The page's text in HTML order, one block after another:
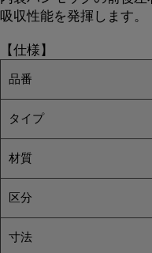
吸収性能を発揮します。
【仕様】
品番
タイプ
材質
区分
寸法